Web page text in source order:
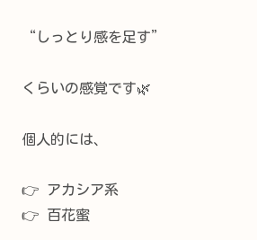
“しっとり感を足す”
くらいの感覚です🌿
個人的には、
👉 アカシア系
👉 百花蜜